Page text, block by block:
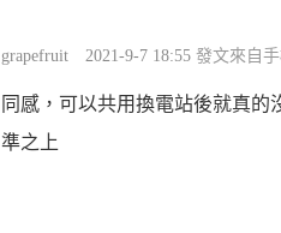
grapefruit 2021-9-7 18:55 發文來自
同感，可以共用換電站後就真的
準之上